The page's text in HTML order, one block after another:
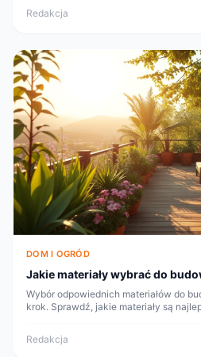
Redakcja
DOM I OGRÓD
Jakie materiały wybrać do
Wybór odpowiednich materiałów do
krok. Sprawdź, jakie materiały są
Redakcja